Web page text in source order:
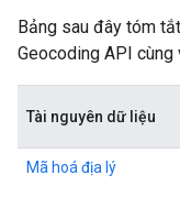
Bảng sau đây tóm
Geocoding API
Tài nguyên dữ liệu
Mã hoá địa lý